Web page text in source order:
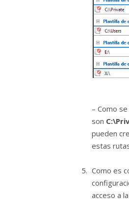
– Como
son
pueden
estas
Como es
acceso a